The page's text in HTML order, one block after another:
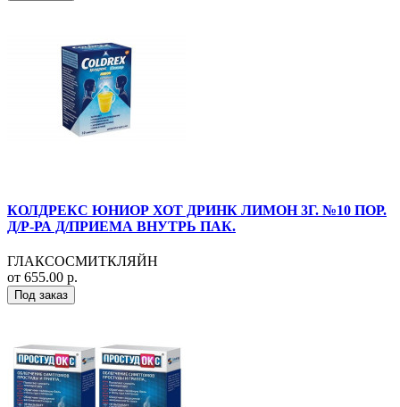
КОЛДРЕКС ЮНИОР ХОТ ДРИНК ЛИМОН 3Г. №10 ПОР.
Д/Р-РА Д/ПРИЕМА ВНУТРЬ ПАК.
ГЛАКСОСМИТКЛЯЙН
от 655.00 р.
Под заказ